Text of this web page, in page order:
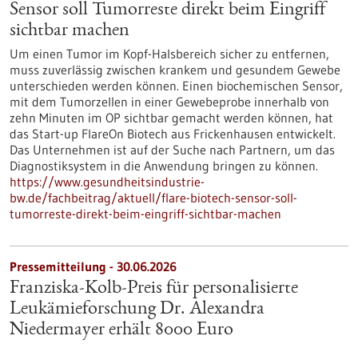
Sensor soll Tumorreste direkt beim Eingriff
sichtbar machen
Um einen Tumor im Kopf-Halsbereich sicher zu entfernen,
muss zuverlässig zwischen krankem und gesundem Gewebe
unterschieden werden können. Einen biochemischen Sensor,
mit dem Tumorzellen in einer Gewebeprobe innerhalb von
zehn Minuten im OP sichtbar gemacht werden können, hat
das Start-up FlareOn Biotech aus Frickenhausen entwickelt.
Das Unternehmen ist auf der Suche nach Partnern, um das
Diagnostiksystem in die Anwendung bringen zu können.
https://www.gesundheitsindustrie-
bw.de/fachbeitrag/aktuell/flare-biotech-sensor-soll-
tumorreste-direkt-beim-eingriff-sichtbar-machen
Pressemitteilung - 30.06.2026
Franziska-Kolb-Preis für personalisierte
Leukämieforschung Dr. Alexandra
Niedermayer erhält 8000 Euro